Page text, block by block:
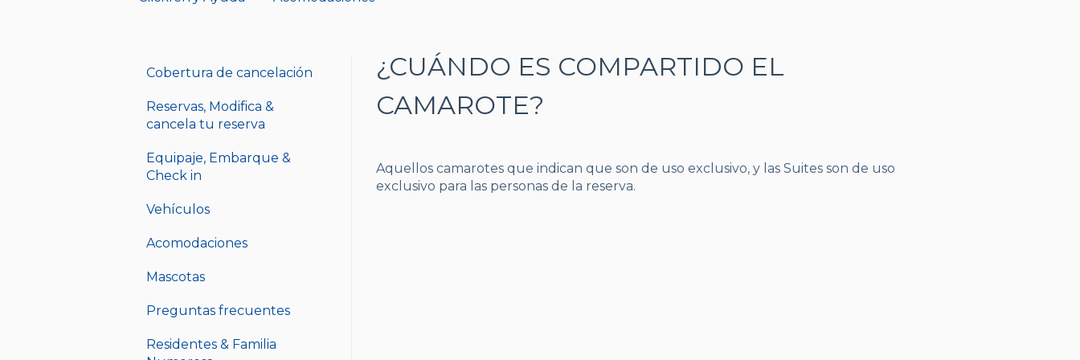
¿CUÁNDO ES COMPARTIDO EL
CAMAROTE?
Aquellos camarotes que indican que son de uso exclusivo, y las Suites son de uso
exclusivo para las personas de la reserva.
Cobertura de cancelación
Reservas, Modifica &
cancela tu reserva
Equipaje, Embarque &
Check in
Vehículos
Acomodaciones
Mascotas
Preguntas frecuentes
Residentes & Familia